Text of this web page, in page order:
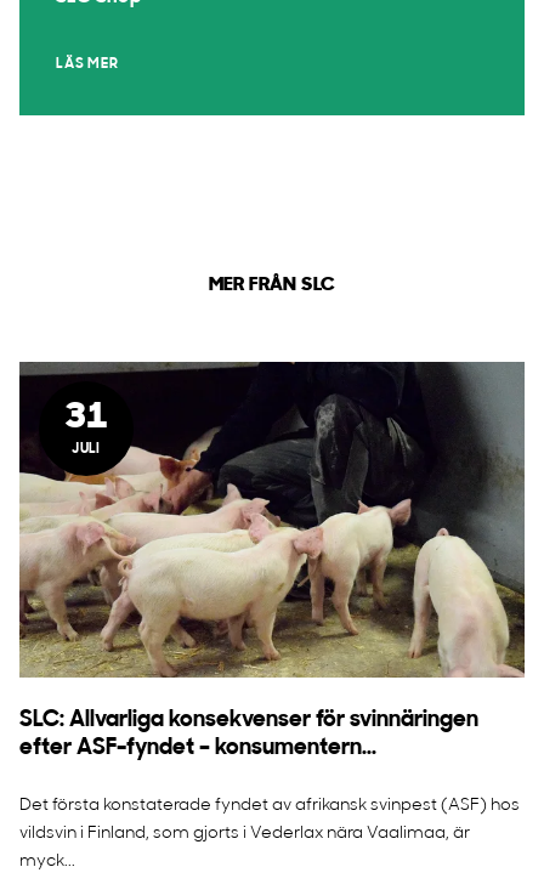
LÄS MER
MER FRÅN SLC
31
JULI
SLC: Allvarliga konsekvenser för svinnäringen
efter ASF-fyndet – konsumentern...
Det första konstaterade fyndet av afrikansk svinpest (ASF) hos
vildsvin i Finland, som gjorts i Vederlax nära Vaalimaa, är
myck...